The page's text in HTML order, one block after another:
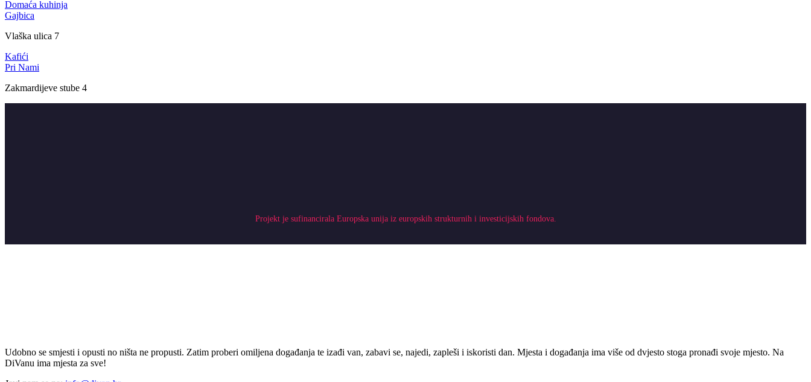
Domaća kuhinja
Gajbica
Vlaška ulica 7
Kafići
Pri Nami
Zakmardijeve stube 4
Projekt je sufinancirala Europska unija iz europskih strukturnih i investicijskih fondova.
Udobno se smjesti i opusti no ništa ne propusti. Zatim proberi omiljena događanja te izađi van, zabavi se, najedi, zapleši i iskoristi dan. Mjesta i događanja ima više od dvjesto stoga pronađi svoje mjesto. Na
DiVanu ima mjesta za sve!